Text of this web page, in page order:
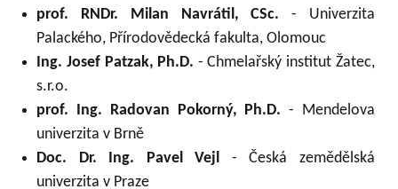
prof. RNDr. Milan Navrátil, CSc.- Univerzita
Palackého, Přírodovědecká fakulta, Olomouc
Ing. Josef Patzak, Ph.D. - Chmelařský institut Žatec,
s.r.o.
prof. Ing. Radovan Pokorný, Ph.D. - Mendelova
univerzita v Brně
Doc. Dr. Ing. Pavel Vejl - Česká zemědělská
univerzita v Praze